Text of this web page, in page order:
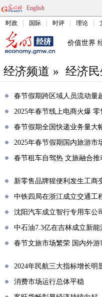
English
时政 国际 时评 理论
价值世界
经济频道 » 经济民
春节假期跨区域人员流动量
2025年春节线上电商火爆
春节假期全国快递业务量大
2025年春节假期国内旅游市
春节租车自驾热 文旅融合
新零售品牌猩便利发生工商
中铁四局在浙江成立交通工
沈阳汽车成立智行专用车公
中石油7.3亿在吉林成立新能
春节文旅市场繁荣 国内外
2024年民航三大指标增长明
消费市场运行总体平稳